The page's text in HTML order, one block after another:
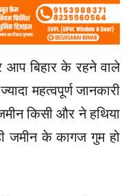
आप बिहार के रहने वाले
महत्वपूर्ण जानकारी
किसी और ने हथिया
के कागज गुम हो